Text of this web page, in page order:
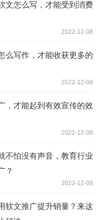
文怎么写，才能受到消费
2022-12-08
么写作，才能收获更多的
2022-12-08
，才能起到有效宣传的效
2022-12-08
不怕没有声音，教育行业
？
2022-12-08
软文推广提升销量？来这